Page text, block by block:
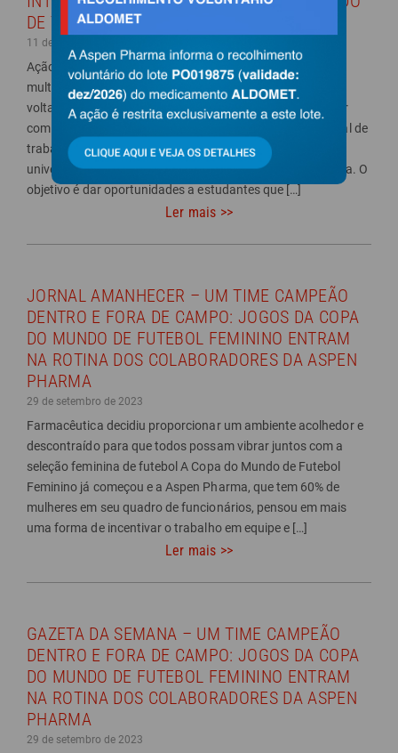
DE TRABALHO
11 de outubro de 2023
Ação visa captar talentos para desenvolver carreira na
multinacional A Aspen Pharma está iniciando um projeto
voltado para estudantes universitários, que visa contribuir
com a sua formação técnica e ingresso no mercado formal de
trabalho. Para isso, a farmacêutica está buscando
universidades para firmar uma parceria técnico-acadêmica. O
objetivo é dar oportunidades a estudantes que […]
Ler mais >>
JORNAL AMANHECER – UM TIME CAMPEÃO
DENTRO E FORA DE CAMPO: JOGOS DA COPA
DO MUNDO DE FUTEBOL FEMININO ENTRAM
NA ROTINA DOS COLABORADORES DA ASPEN
PHARMA
29 de setembro de 2023
Farmacêutica decidiu proporcionar um ambiente acolhedor e
descontraído para que todos possam vibrar juntos com a
seleção feminina de futebol A Copa do Mundo de Futebol
Feminino já começou e a Aspen Pharma, que tem 60% de
mulheres em seu quadro de funcionários, pensou em mais
uma forma de incentivar o trabalho em equipe e […]
Ler mais >>
GAZETA DA SEMANA – UM TIME CAMPEÃO
DENTRO E FORA DE CAMPO: JOGOS DA COPA
DO MUNDO DE FUTEBOL FEMININO ENTRAM
NA ROTINA DOS COLABORADORES DA ASPEN
PHARMA
29 de setembro de 2023